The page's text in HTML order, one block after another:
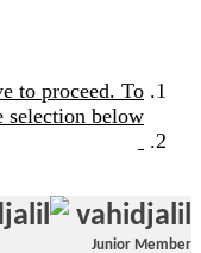
to proceed. To
below.
vahidjalil
Junior Member